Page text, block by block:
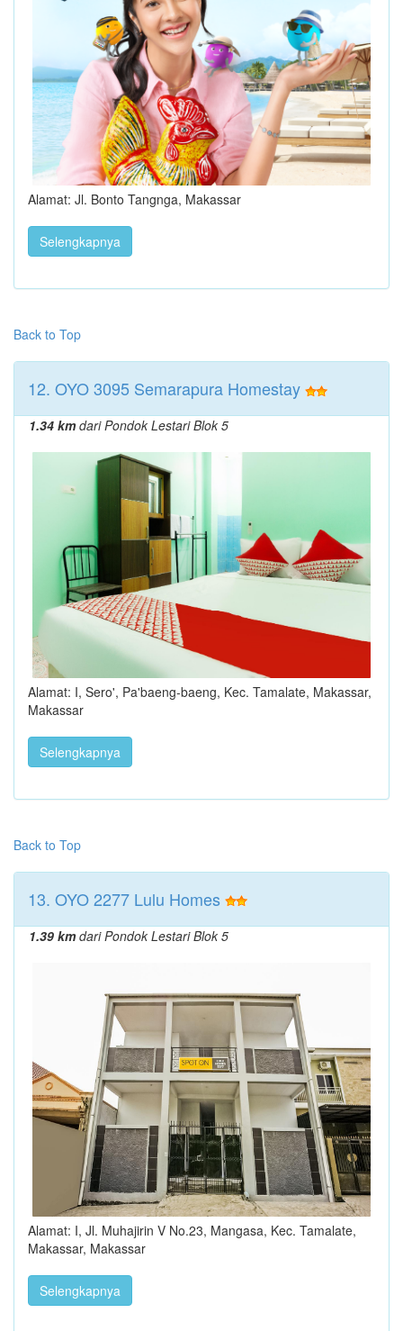
Alamat: Jl. Bonto Tangnga, Makassar
Selengkapnya
Back to Top
12. OYO 3095 Semarapura Homestay
1.34 kmdari Pondok Lestari Blok 5
Alamat: I, Sero', Pa'baeng-baeng, Kec. Tamalate, Makassar,
Makassar
Selengkapnya
Back to Top
13. OYO 2277 Lulu Homes
1.39 kmdari Pondok Lestari Blok 5
Alamat: I, Jl. Muhajirin V No.23, Mangasa, Kec. Tamalate,
Makassar, Makassar
Selengkapnya